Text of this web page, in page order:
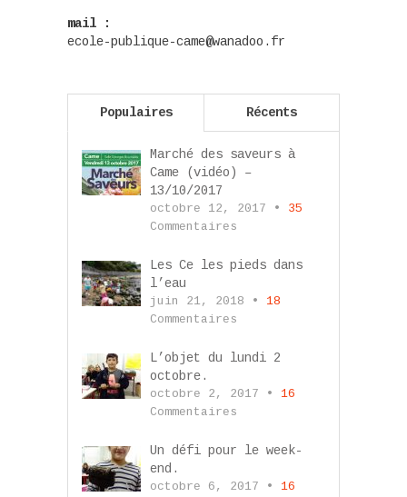
mail :
ecole-publique-came@wanadoo.fr
Populaires Récents
Marché des saveurs à
Came (vidéo) –
13/10/2017
octobre 12, 2017 • 35
Commentaires
Les Ce les pieds dans
l’eau
juin 21, 2018 • 18
Commentaires
L’objet du lundi 2
octobre.
octobre 2, 2017 • 16
Commentaires
Un défi pour le week-
end.
octobre 6, 2017 • 16